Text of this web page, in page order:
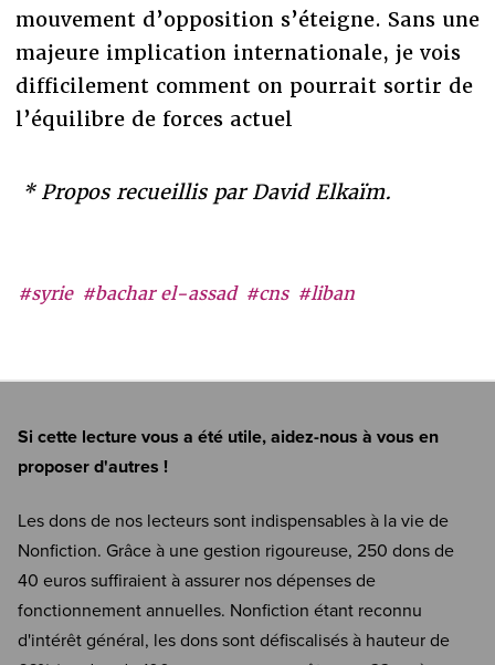
#syrie #bachar el-assad #cns #liban
mouvement d’opposition s’éteigne. Sans une
majeure implication internationale, je vois
difficilement comment on pourrait sortir de
l’équilibre de forces actuel
* Propos recueillis par David Elkaïm.
Si cette lecture vous a été utile, aidez-nous à vous en
proposer d'autres !
Les dons de nos lecteurs sont indispensables à la vie de
Nonfiction. Grâce à une gestion rigoureuse, 250 dons de
40 euros suffiraient à assurer nos dépenses de
fonctionnement annuelles. Nonfiction étant reconnu
d'intérêt général, les dons sont défiscalisés à hauteur de